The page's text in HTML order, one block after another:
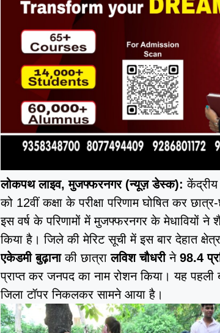
लोकपथ लाइव, मुजफ्फरनगर (न्यूज़ डेस्क): केंद्रीय
को 12वीं कक्षा के परीक्षा परिणाम घोषित कर
इस वर्ष के परिणामों में मुजफ्फरनगर के मेधावियों ने
किया है। जिले की मेरिट सूची में इस बार देहात
एकेडमी बुढ़ानाकी छात्रालविश चौधरीने98.4
प्राप्त कर जनपद का नाम रोशन किया। यह पहली
जिला टॉपर निकलकर सामने आया है।